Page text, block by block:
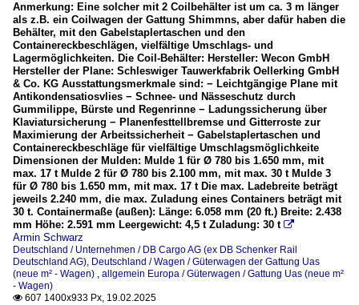
Anmerkung: Eine solcher mit 2 Coilbehälter ist um ca. 3 m länger
als z.B. ein Coilwagen der Gattung Shimmns, aber dafür haben die
Behälter, mit den Gabelstaplertaschen und den
Containereckbeschlägen, vielfältige Umschlags- und
Lagermöglichkeiten. Die Coil-Behälter: Hersteller: Wecon GmbH
Hersteller der Plane: Schleswiger Tauwerkfabrik Oellerking GmbH
& Co. KG Ausstattungsmerkmale sind: − Leichtgängige Plane mit
Antikondensatiosvlies − Schnee- und Nässeschutz durch
Gummilippe, Bürste und Regenrinne − Ladungssicherung über
Klaviatursicherung − Planenfesttellbremse und Gitterroste zur
Maximierung der Arbeitssicherheit − Gabelstaplertaschen und
Containereckbeschläge für vielfältige Umschlagsmöglichkeite
Dimensionen der Mulden: Mulde 1 für Ø 780 bis 1.650 mm, mit
max. 17 t Mulde 2 für Ø 780 bis 2.100 mm, mit max. 30 t Mulde 3
für Ø 780 bis 1.650 mm, mit max. 17 t Die max. Ladebreite beträgt
jeweils 2.240 mm, die max. Zuladung eines Containers beträgt mit
30 t. Containermaße (außen): Länge: 6.058 mm (20 ft.) Breite: 2.438
mm Höhe: 2.591 mm Leergewicht: 4,5 t Zuladung: 30 t 
Armin Schwarz
Deutschland / Unternehmen / DB Cargo AG (ex DB Schenker Rail
Deutschland AG), Deutschland / Wagen / Güterwagen der Gattung Uas
(neue m² - Wagen) , allgemein Europa / Güterwagen / Gattung Uas (neue m²
- Wagen)
 607 1400x933 Px, 19.02.2025